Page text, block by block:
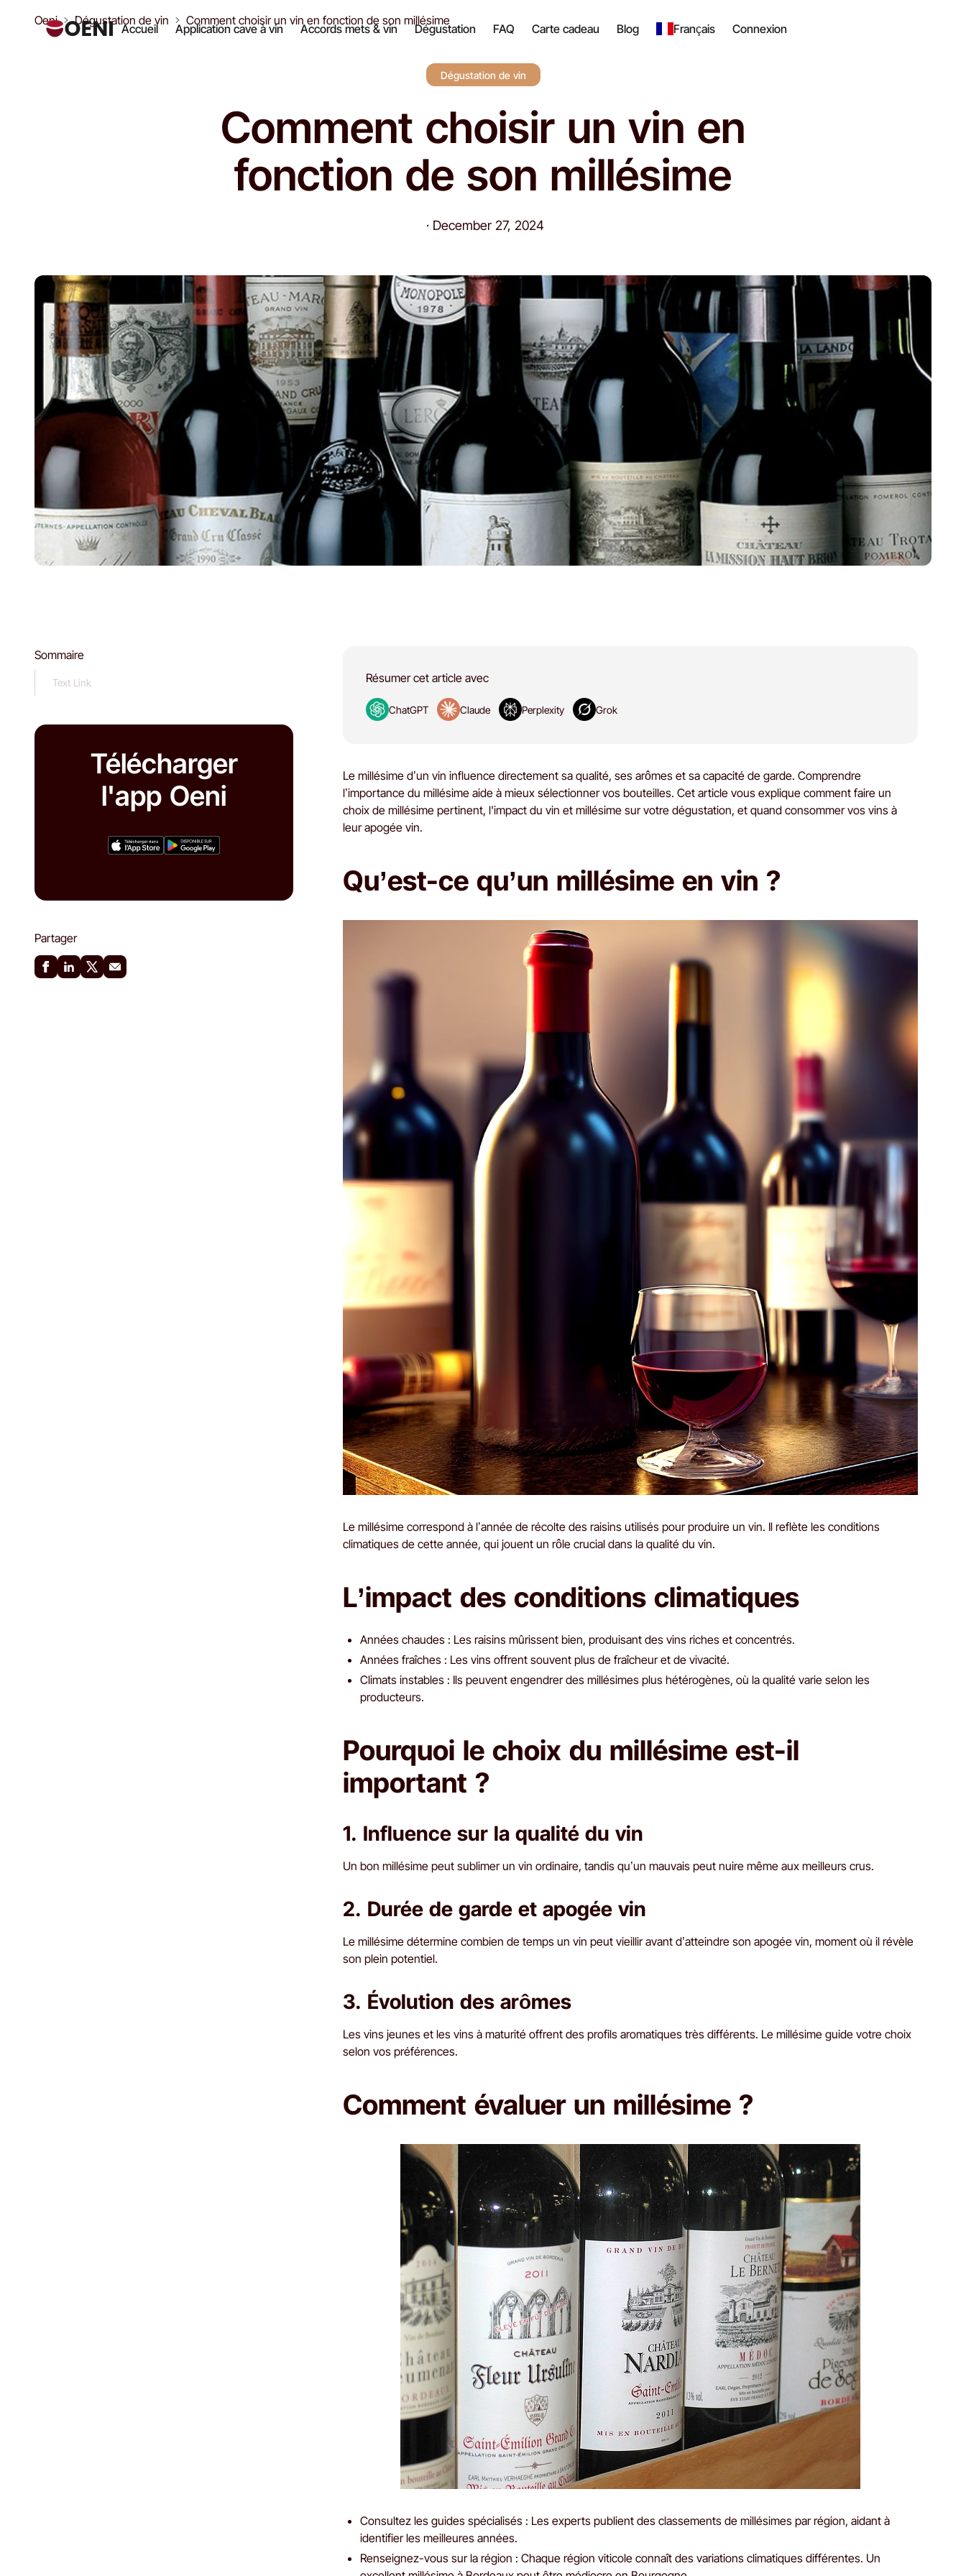
Accueil Application cave à vin Accords mets & vin Dégustation FAQ Carte cadeau Blog Français Connexion
Oeni Dégustation de vin Comment choisir un vin en fonction de son millésime
Dégustation de vin
Comment choisir un vin en
fonction de son millésime
· December 27, 2024
Sommaire
Text Link
Télécharger
l'app Oeni
Partager
Résumer cet article avec
ChatGPT Claude Perplexity Grok
Le millésime d’un vin influence directement sa qualité, ses arômes et sa capacité de garde. Comprendre
l’importance du millésime aide à mieux sélectionner vos bouteilles. Cet article vous explique comment faire un
choix de millésime pertinent, l'impact du vin et millésime sur votre dégustation, et quand consommer vos vins à
leur apogée vin.
Qu’est-ce qu’un millésime en vin ?
Le millésime correspond à l’année de récolte des raisins utilisés pour produire un vin. Il reflète les conditions
climatiques de cette année, qui jouent un rôle crucial dans la qualité du vin.
L’impact des conditions climatiques
Années chaudes : Les raisins mûrissent bien, produisant des vins riches et concentrés.
Années fraîches : Les vins offrent souvent plus de fraîcheur et de vivacité.
Climats instables : Ils peuvent engendrer des millésimes plus hétérogènes, où la qualité varie selon les
producteurs.
Pourquoi le choix du millésime est-il
important ?
1. Influence sur la qualité du vin
Un bon millésime peut sublimer un vin ordinaire, tandis qu’un mauvais peut nuire même aux meilleurs crus.
2. Durée de garde et apogée vin
Le millésime détermine combien de temps un vin peut vieillir avant d’atteindre son apogée vin, moment où il révèle
son plein potentiel.
3. Évolution des arômes
Les vins jeunes et les vins à maturité offrent des profils aromatiques très différents. Le millésime guide votre choix
selon vos préférences.
Comment évaluer un millésime ?
Consultez les guides spécialisés : Les experts publient des classements de millésimes par région, aidant à
identifier les meilleures années.
Renseignez-vous sur la région : Chaque région viticole connaît des variations climatiques différentes. Un